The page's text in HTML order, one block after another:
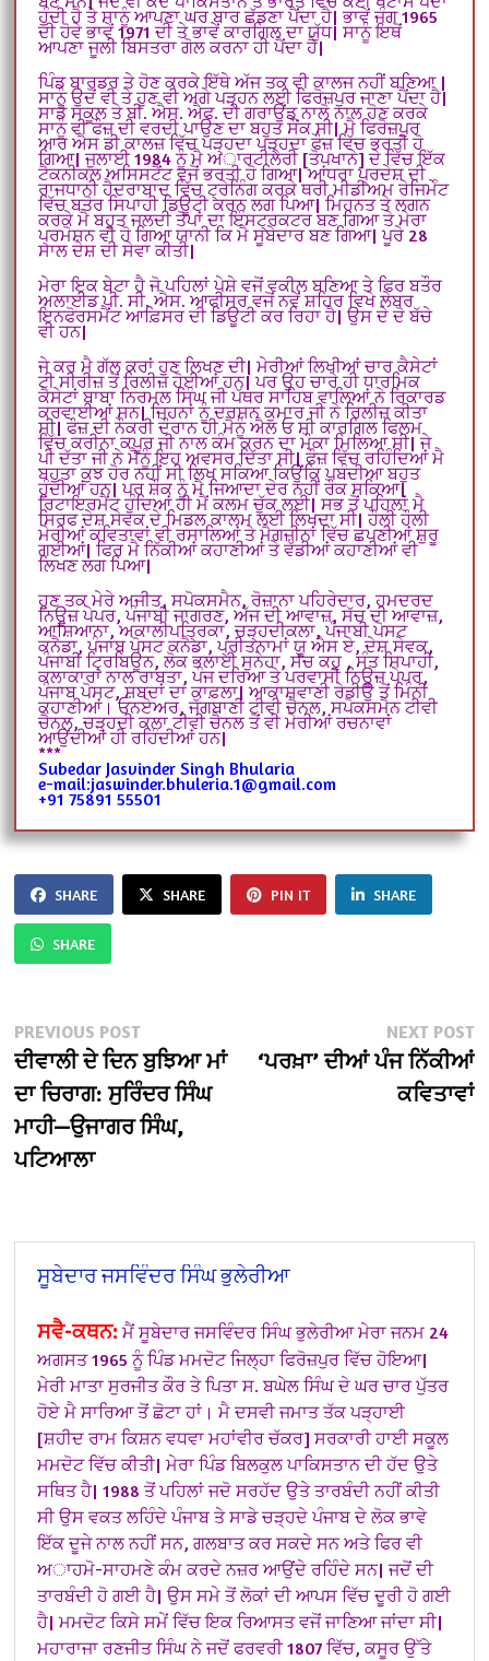
ਹੁੰਦੀ ਹੈ ਤੇ ਸਾਨੂੰ ਆਪਣਾ ਘਰ ਬਾਰ ਛੱਡਣਾ ਪੈਂਦਾ ਹੈ| ਭਾਵੇਂ ਜੰਗ 1965
ਦੀ ਹੋਵੇ ਭਾਵੇਂ 1971 ਦੀ ਤੇ ਭਾਵੇਂ ਕਾਰਗਿਲ ਦਾ ਯੁੱਧ| ਸਾਨੂੰ ਇਥੋਂ
ਆਪਣਾ ਜੂਲੀ ਬਿਸਤਰਾ ਗੋਲ ਕਰਨਾ ਹੀ ਪੈਂਦਾ ਹੈ|
ਪਿੰਡ ਬਾਰਡਰ ਤੇ ਹੋਣ ਕਰਕੇ ਇੱਥੇ ਅੱਜ ਤਕ ਵੀ ਕਾਲਜ ਨਹੀਂ ਬਣਿਆ |
ਸਾਨੂੰ ਉਦੋਂ ਵੀ ਤੇ ਹੁਣ ਵੀ ਅਗੇ ਪੜ੍ਹਨ ਲਈ ਫਿਰੋਜ਼ਪੁਰ ਜਾਣਾ ਪੈਂਦਾ ਹੈ|
ਸਾਡੇ ਸਕੂਲ ਤੇ ਬੀ. ਐਸ. ਐਫ. ਦੀ ਗਰਾਉਂਡ ਨਾਲੋ ਨਾਲ ਹੋਣ ਕਰਕੇ
ਸਾਨੂੰ ਵੀ ਫੌਜ਼ ਦੀ ਵਰਦੀ ਪਾਉਣ ਦਾ ਬਹੁਤ ਸੌਂਕ ਸੀ| ਮੈ ਫਿਰੋਜ਼ਪੁਰ
ਆਰ ਐਸ ਡੀ ਕਾਲਜ਼ ਵਿੱਚ ਪੜ੍ਹਦਾ ਪੜ੍ਹਦਾ ਫੌਜ਼ ਵਿੱਚ ਭਰਤੀ ਹੋ
ਗਿਆ| ਜੁਲਾਈ 1984 ਨੂੰ ਮੈ ਅਾਰਟੀਲੇਰੀ [ਤੋਪਖਾਨੇ] ਦੇ ਵਿੱਚ ਇੱਕ
ਟੈਕਨੀਕਲ ਅਸਿਸਟੈਂਟ ਵਜੋਂ ਭਰਤੀ ਹੋ ਗਿਆ| ਆਂਧਰਾ ਪ੍ਰਦੇਸ਼ ਦੀ
ਰਾਜਧਾਨੀ ਹੈਦਰਾਬਾਦ ਵਿੱਚ ਟ੍ਰੇਨਿੰਗ ਕਰਕੇ ਥਰੀ ਮੀਡੀਅਮ ਰੇਜਿਮੇੰਟ
ਵਿੱਚ ਬਤੋਰ ਸਿਪਾਹੀ ਡਿਊਟੀ ਕਰਨ ਲਗ ਪਿਆ| ਮਿਹਨਤ ਤੇ ਲਗਨ
ਕਰਕੇ ਮੈ ਬਹੁਤ ਜਲਦੀ ਤੋਪਾਂ ਦਾ ਇੰਸਟ੍ਰਕਟਰ ਬਣ ਗਿਆ ਤੇ ਮੇਰਾ
ਪ੍ਰਮੋਸ਼ਨ ਵੀ ਹੋ ਗਿਆ ਯਾਨੀ ਕਿ ਮੈ ਸੂਬੇਦਾਰ ਬਣ ਗਿਆ| ਪੂਰੇ 28
ਸਾਲ ਦੇਸ਼ ਦੀ ਸੇਵਾ ਕੀਤੀ|
ਮੇਰਾ ਇਕ ਬੇਟਾ ਹੈ ਜੋ ਪਹਿਲਾਂ ਪੇਸ਼ੇ ਵਜੋਂ ਵਕੀਲ ਬਣਿਆ ਤੇ ਫਿਰ ਬਤੌਰ
ਅਲਾਈਡ ਪੀ. ਸੀ. ਐਸ. ਆਫੀਸਰ ਵਜੋਂ ਨਵੇਂ ਸ਼ਹਿਰ ਵਿਖੇ ਲੇਬਰ
ਇਨਫੋਰਸਮੈਂਟ ਆਫ਼ਿਸਰ ਦੀ ਡਿਊਟੀ ਕਰ ਰਿਹਾ ਹੈ| ਉਸ ਦੇ ਦੋ ਬੱਚੇ
ਵੀ ਹਨ|
ਜੇ ਕਰ ਮੈ ਗੱਲ ਕਰਾਂ ਹੁਣ ਲਿਖਣ ਦੀ| ਮੇਰੀਆਂ ਲਿਖੀਆਂ ਚਾਰ ਕੈਸੇਟਾਂ
ਟੀ ਸੀਰੀਜ਼ ਤੋਂ ਰਿਲੀਜ਼ ਹੋਈਆਂ ਹਨ| ਪਰ ਉਹ ਚਾਰੇ ਹੀ ਧਾਰਮਿਕ
ਕੈਸੇਟਾਂ ਬਾਬਾ ਨਿਰਮਲ ਸਿੰਘ ਜੀ ਪੱਥਰ ਸਾਹਿਬ ਵਾਲਿਆਂ ਨੇ ਰਿਕਾਰਡ
ਕਰਵਾਈਆਂ ਸਨ| ਜਿਹਨਾਂ ਨੂੰ ਦਰਸ਼ਨ ਕੁਮਾਰ ਜੀ ਨੇ ਰਿਲੀਜ਼ ਕੀਤਾ
ਸੀ| ਫੌਜ਼ ਦੀ ਨੌਕਰੀ ਦੌਰਾਨ ਹੀ ਮੈਨੂੰ ਐਲ ਓ ਸੀ ਕਾਰਗਿਲ ਫਿਲਮ
ਵਿੱਚ ਕਰੀਨਾ ਕਪੂਰ ਜੀ ਨਾਲ ਕੰਮ ਕਰਨ ਦਾ ਮੌਕਾ ਮਿਲਿਆ ਸੀ| ਜੇ
ਪੀ ਦੱਤਾ ਜੀ ਨੇ ਮੈਨੂੰ ਇਹ ਅਵਸਰ ਦਿੱਤਾ ਸੀ| ਫੌਜ਼ ਵਿੱਚ ਰਹਿੰਦਿਆਂ ਮੈ
ਬਹੁਤਾ ਕੁਝ ਹੋਰ ਨਹੀਂ ਸੀ ਲਿਖ ਸਕਿਆ ਕਿਉਂਕਿ ਪਬੰਦੀਆ ਬਹੁਤ
ਹੁੰਦੀਆਂ ਹਨ| ਪਰ ਸ਼ੌਕ ਨੂੰ ਮੈ ਜਿਆਦਾ ਦੇਰ ਨਹੀਂ ਰੌਕ ਸਕਿਆ|
ਰਿਟਾਇਰਮੈਂਟ ਹੁੰਦਿਆਂ ਹੀ ਮੈਂ ਕਲਮ ਚੁੱਕ ਲਈ| ਸਭ ਤੋਂ ਪਹਿਲਾਂ ਮੈ
ਸਿਰਫ ਦੇਸ਼ ਸੇਵਕ ਦੇ ਮਿਡਲ ਕਾਲਮ ਲਈ ਲਿਖਦਾ ਸੀ| ਹੌਲੀ ਹੌਲੀ
ਮੇਰੀਆਂ ਕਵਿਤਾਵਾਂ ਵੀ ਰਸਾਲਿਆਂ ਤੇ ਮੈਗਜ਼ੀਨਾਂ ਵਿੱਚ ਛਪਣੀਆਂ ਸ਼ੁਰੂ
ਗਈਆਂ| ਫਿਰ ਮੈ ਨਿੱਕੀਆਂ ਕਹਾਣੀਆਂ ਤੇ ਵੱਡੀਆਂ ਕਹਾਣੀਆਂ ਵੀ
ਲਿਖਣ ਲਗ ਪਿਆ|
ਹੁਣ ਤਕ ਮੇਰੇ ਅਜੀਤ, ਸਪੋਕਸਮੈਨ, ਰੋਜ਼ਾਨਾ ਪਹਿਰੇਦਾਰ, ਹਮਦਰਦ
ਨਿਊਜ਼ ਪੇਪਰ, ਪੰਜਾਬੀ ਜਾਗਰਣ, ਅੱਜ ਦੀ ਆਵਾਜ਼, ਸੱਚ ਦੀ ਆਵਾਜ਼,
ਆਸ਼ਿਆਨਾ, ਅਕਾਲੀਪਤ੍ਰਿਕਾ, ਚੜ੍ਹਦੀਕਲਾ, ਪੰਜਾਬੀ ਪੋਸਟ
ਕਨੈਡਾ, ਪੰਜਾਬ ਪੋਸਟ ਕਨੈਡਾ, ਪ੍ਰੀਤਨਾਮਾਂ ਯੂ ਐਸ ਏ, ਦੇਸ਼ ਸੇਵਕ,
ਪੰਜਾਬੀ ਟ੍ਰਿਬਿਊਨ, ਲੋਕ ਭਲਾਈ ਸੁਨੇਹਾ, ਸੱਚ ਕਹੁ , ਸੰਤ ਸਿਪਾਹੀ,
ਕਲਾਕਾਰਾਂ ਨਾਲ ਰਾਬਤਾ, ਪੰਜ ਦਰਿਆ ਤੇ ਪਰਵਾਸੀ ਨਿਊਜ਼ ਪੇਪਰ,
ਪੰਜਾਬ ਪੋਸਟ, ਸ਼ਬਦਾਂ ਦਾ ਕਾਫ਼ਲਾ| ਆਕਾਸ਼ਵਾਣੀ ਰੇਡੀਉ ਤੋਂ ਮਿੰਨੀ
ਕਹਾਣੀਆਂ। ਓਨਏਅਰ, ਜੱਗਬਾਣੀ ਟੀਵੀ ਚੈਨਲ, ਸਪੋਕਸਮੈਨ ਟੀਵੀ
ਚੈਨਲ, ਚੜ੍ਹਦੀ ਕਲਾ ਟੀਵੀ ਚੈਨਲ ਤੋਂ ਵੀ ਮੇਰੀਆਂ ਰਚਨਾਵਾਂ
ਆਉਂਦੀਆਂ ਹੀ ਰਹਿੰਦੀਆਂ ਹਨ|
***
Subedar Jasvinder Singh Bhularia
e-mail:jaswinder.bhuleria.1@gmail.com
+91 75891 55501
SHARE SHARE PIN IT SHARE
SHARE
Post
navigation
PREVIOUS POSTPrevious
post:
ਦੀਵਾਲੀ ਦੇ ਦਿਨ ਬੁਝਿਆ ਮਾਂ
ਦਾ ਚਿਰਾਗ: ਸੁਰਿੰਦਰ ਸਿੰਘ
ਮਾਹੀ—ਉਜਾਗਰ ਸਿੰਘ,
ਪਟਿਆਲਾ
NEXT POST
‘ਪਰਖ਼ਾ’ ਦੀਆਂ ਪੰਜ ਨਿੱਕੀਆਂ
ਕਵਿਤਾਵਾਂ
ਸੂਬੇਦਾਰ ਜਸਵਿੰਦਰ ਸਿੰਘ ਭੁਲੇਰੀਆ
ਸਵੈ-ਕਥਨ: ਮੈਂ ਸੂਬੇਦਾਰ ਜਸਵਿੰਦਰ ਸਿੰਘ ਭੁਲੇਰੀਆ ਮੇਰਾ ਜਨਮ 24
ਅਗਸਤ 1965 ਨੂੰ ਪਿੰਡ ਮਮਦੋਟ ਜਿਲ੍ਹਾ ਫਿਰੋਜ਼ਪੁਰ ਵਿੱਚ ਹੋਇਆ|
ਮੇਰੀ ਮਾਤਾ ਸੁਰਜੀਤ ਕੌਰ ਤੇ ਪਿਤਾ ਸ. ਬਘੇਲ ਸਿੰਘ ਦੇ ਘਰ ਚਾਰ ਪੁੱਤਰ
ਹੋਏ ਮੈ ਸਾਰਿਆ ਤੋਂ ਛੋਟਾ ਹਾਂ। ਮੈ ਦਸਵੀ ਜਮਾਤ ਤੱਕ ਪੜ੍ਹਾਈ
[ਸ਼ਹੀਦ ਰਾਮ ਕਿਸ਼ਨ ਵਧਵਾ ਮਹਾਂਵੀਰ ਚੱਕਰ] ਸਰਕਾਰੀ ਹਾਈ ਸਕੂਲ
ਮਮਦੋਟ ਵਿੱਚ ਕੀਤੀ| ਮੇਰਾ ਪਿੰਡ ਬਿਲਕੁਲ ਪਾਕਿਸਤਾਨ ਦੀ ਹੱਦ ਉਤੇ
ਸਥਿਤ ਹੈ| 1988 ਤੋਂ ਪਹਿਲਾਂ ਜਦੋ ਸਰਹੱਦ ਉਤੇ ਤਾਰਬੰਦੀ ਨਹੀਂ ਕੀਤੀ
ਸੀ ਉਸ ਵਕਤ ਲਹਿੰਦੇ ਪੰਜਾਬ ਤੇ ਸਾਡੇ ਚੜ੍ਹਦੇ ਪੰਜਾਬ ਦੇ ਲੋਕ ਭਾਵੇ
ਇੱਕ ਦੂਜੇ ਨਾਲ ਨਹੀਂ ਸਨ, ਗਲਬਾਤ ਕਰ ਸਕਦੇ ਸਨ ਅਤੇ ਫਿਰ ਵੀ
ਅਾਹਮੋ-ਸਾਹਮਣੇ ਕੰਮ ਕਰਦੇ ਨਜ਼ਰ ਆਉਂਦੇ ਰਹਿੰਦੇ ਸਨ| ਜਦੋਂ ਦੀ
ਤਾਰਬੰਦੀ ਹੋ ਗਈ ਹੈ| ਉਸ ਸਮੇ ਤੋਂ ਲੋਕਾਂ ਦੀ ਆਪਸ ਵਿੱਚ ਦੂਰੀ ਹੋ ਗਈ
ਹੈ| ਮਮਦੋਟ ਕਿਸੇ ਸਮੇਂ ਵਿੱਚ ਇਕ ਰਿਆਸਤ ਵਜੋਂ ਜਾਣਿਆ ਜਾਂਦਾ ਸੀ|
ਮਹਾਰਾਜਾ ਰਣਜੀਤ ਸਿੰਘ ਨੇ ਜਦੋਂ ਫਰਵਰੀ 1807 ਵਿੱਚ, ਕਸੂਰ ਉੱਤੇ